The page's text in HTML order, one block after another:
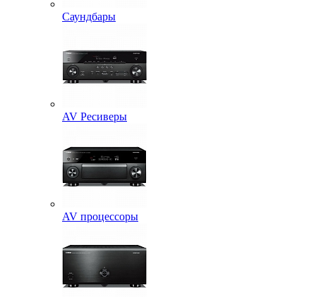
Саундбары
AV Ресиверы
AV процессоры